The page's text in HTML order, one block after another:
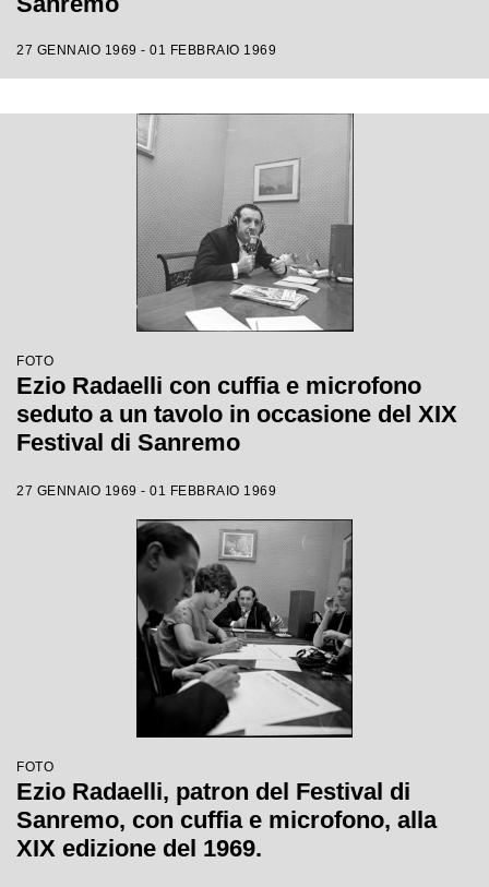
27 GENNAIO 1969 - 01 FEBBRAIO 1969
FOTO
Ezio Radaelli con cuffia e microfono
seduto a un tavolo in occasione del XIX
Festival di Sanremo
27 GENNAIO 1969 - 01 FEBBRAIO 1969
FOTO
Ezio Radaelli, patron del Festival di
Sanremo, con cuffia e microfono, alla
XIX edizione del 1969.